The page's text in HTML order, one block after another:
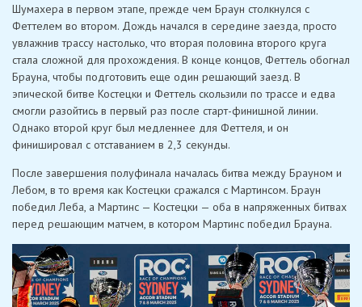
Шумахера в первом этапе, прежде чем Браун столкнулся с
Феттелем во втором. Дождь начался в середине заезда, просто
увлажнив трассу настолько, что вторая половина второго круга
стала сложной для прохождения. В конце концов, Феттель обогнал
Брауна, чтобы подготовить еще один решающий заезд. В
эпической битве Костецки и Феттель скользили по трассе и едва
смогли разойтись в первый раз после старт-финишной линии.
Однако второй круг был медленнее для Феттеля, и он
финишировал с отставанием в 2,3 секунды.
После завершения полуфинала началась битва между Брауном и
Лебом, в то время как Костецки сражался с Мартинсом. Браун
победил Леба, а Мартинс — Костецки — оба в напряженных битвах
перед решающим матчем, в котором Мартинс победил Брауна.